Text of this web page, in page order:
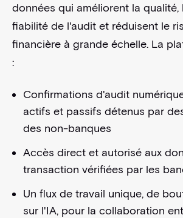
données qui améliorent la
fiabilité de l'audit et réduisent le
financière à grande échelle. La
:
Confirmations d'audit
actifs et passifs détenus par
des non-banques
Accès direct et autorisé aux
transaction vérifiées par les
Un flux de travail unique, de
sur l'IA, pour la collaboration